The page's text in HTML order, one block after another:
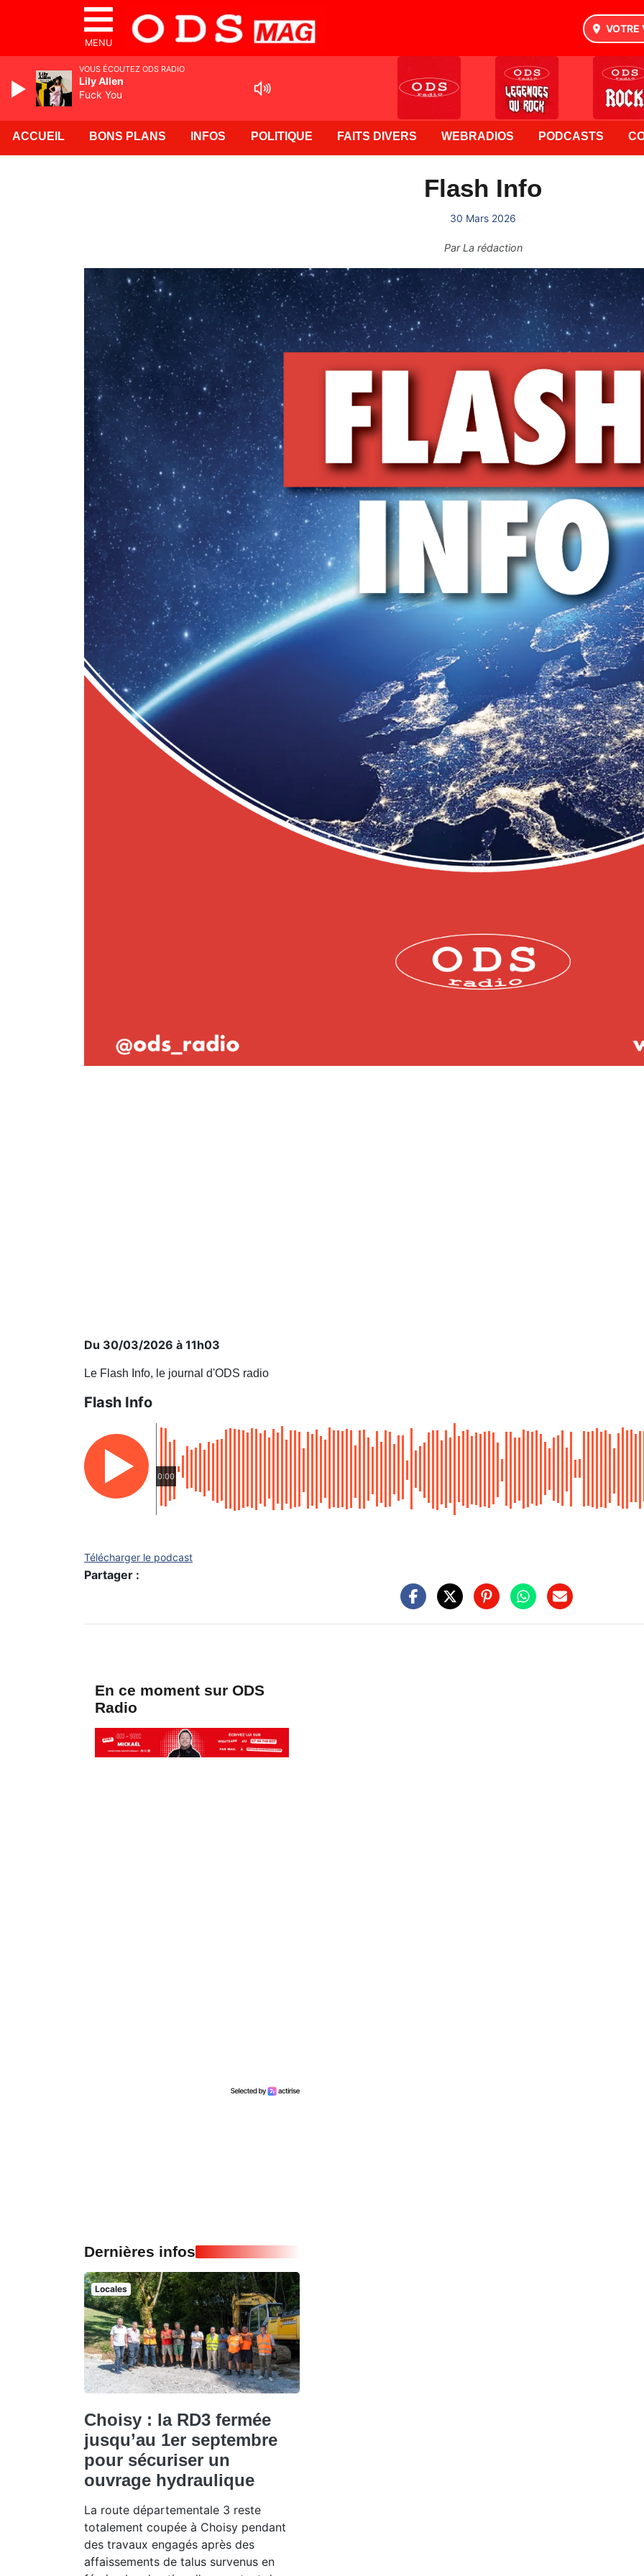
MENU
VOTRE
ACCUEIL BONS PLANS INFOS POLITIQUE FAITS DIVERS WEBRADIOS PODCASTS
Flash Info
30 Mars 2026
ParLa rédaction
Du 30/03/2026 à 11h03
Le Flash Info, le journal d'ODS radio
Flash Info
0:00
Télécharger le podcast
Partager :
En ce moment sur ODS
Radio
Dernières infos
Locales
Choisy : la RD3 fermée
jusqu’au 1er septembre
pour sécuriser un
ouvrage hydraulique
La route départementale 3 reste
totalement coupée à Choisy pendant
des travaux engagés après des
affaissements de talus survenus en
VOUS ÉCOUTEZ ODS RADIO
Lily Allen
Fuck You